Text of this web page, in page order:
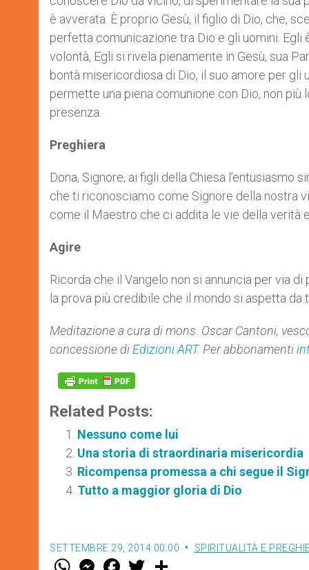
è avverata. È proprio Gesù, il figlio di Dio, che,
perfetta comunicazione tra Dio e gli uomini.
volontà, Egli si rivela pienamente in Gesù, sua
bontà misericordiosa di Dio, il suo amore per gli
permette una piena comunione con Dio, non
presenza.
Preghiera
Dona, Signore, ai figli della Chiesa l’entusiasmo
che ti riconosciamo come Signore della nostra
come il Maestro che ci addita le vie della verità e
Agire
Ricorda che il Vangelo non si annuncia per via
la prova più credibile che il mondo si aspetta da
Meditazione a cura di mons. Oscar Cantoni,
concessione di Edizioni ART. Per abbonamenti
Related Posts:
Nessuno come lui
Una storia di straordinaria misericordia
Ricompensa promessa a chi segue il
Tutto a maggior gloria di Dio
SETTEMBRE 29, 2014 00:00 SPIRITUALITÀ E
W M F